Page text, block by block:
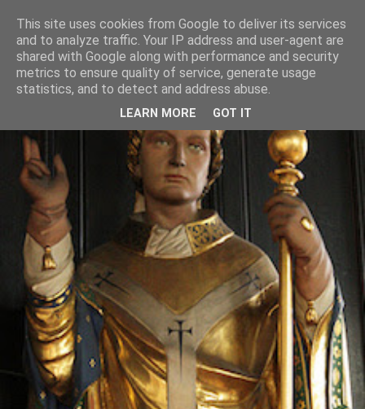
This site uses cookies from Google to deliver its services
and to analyze traffic. Your IP address and user-agent are
shared with Google along with performance and security
metrics to ensure quality of service, generate usage
statistics, and to detect and address abuse.
LEARN MORE GOT IT